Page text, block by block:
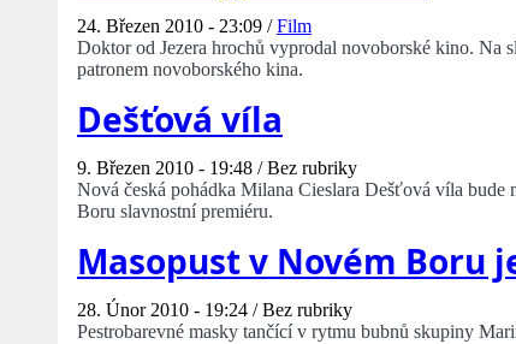
24. Březen 2010 - 23:09 /Film
Doktor od Jezera hrochů vyprodal novoborské kino. Na
patronem novoborského kina.
Dešťová víla
9. Březen 2010 - 19:48 /Bez rubriky
Nová česká pohádka Milana Cieslara Dešťová víla
Boru slavnostní premiéru.
Masopust v Novém Boru
28. Únor 2010 - 19:24 /Bez rubriky
Pestrobarevné masky tančící v rytmu bubnů skupiny